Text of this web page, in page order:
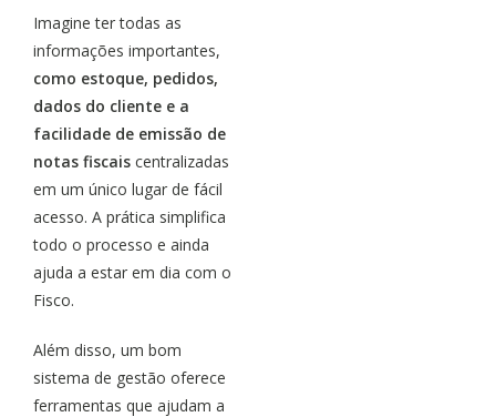
Imagine ter todas as
informações importantes,
como estoque, pedidos,
dados do cliente e a
facilidade de emissão de
notas fiscais centralizadas
em um único lugar de fácil
acesso. A prática simplifica
todo o processo e ainda
ajuda a estar em dia com o
Fisco.
Além disso, um bom
sistema de gestão oferece
ferramentas que ajudam a